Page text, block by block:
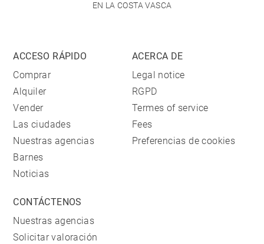
EN LA COSTA VASCA
ACCESO RÁPIDO
Comprar
Alquiler
Vender
Las ciudades
Nuestras agencias
Barnes
Noticias
ACERCA DE
Legal notice
RGPD
Termes of service
Fees
Preferencias de cookies
CONTÁCTENOS
Nuestras agencias
Solicitar valoración